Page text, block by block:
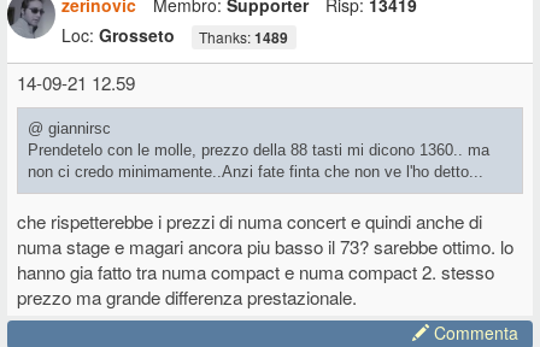
Loc: Grosseto Thanks:1489
14-09-21 12.59
@ giannirsc
Prendetelo con le molle, prezzo della 88 tasti mi dicono 1360.. ma
non ci credo minimamente..Anzi fate finta che non ve l'ho detto...
che rispetterebbe i prezzi di numa concert e quindi anche di
numa stage e magari ancora piu basso il 73? sarebbe ottimo. lo
hanno gia fatto tra numa compact e numa compact 2. stesso
prezzo ma grande differenza prestazionale.
Commenta